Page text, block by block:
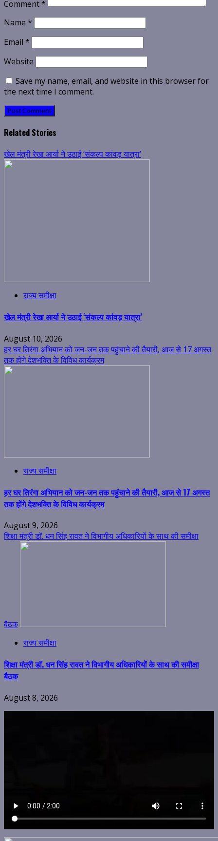
Comment*
Name *
Email *
Website
Save my name, email, and website in this browser for
the next time I comment.
Related Stories
खेल मंत्री रेखा आर्या ने उठाई ‘संकल्प कांवड़ यात्रा’
राज्य समीक्षा
खेल मंत्री रेखा आर्या ने उठाई ‘संकल्प कांवड़ यात्रा’
August 10, 2026
हर घर तिरंगा अभियान को जन-जन तक पहुंचाने की तैयारी, आज से 17 अगस्त
तक होंगे देशभक्ति के विविध कार्यक्रम
राज्य समीक्षा
हर घर तिरंगा अभियान को जन-जन तक पहुंचाने की तैयारी, आज से 17 अगस्त
तक होंगे देशभक्ति के विविध कार्यक्रम
August 9, 2026
शिक्षा मंत्री डॉ. धन सिंह रावत ने विभागीय अधिकारियों के साथ की समीक्षा
बैठक
राज्य समीक्षा
शिक्षा मंत्री डॉ. धन सिंह रावत ने विभागीय अधिकारियों के साथ की समीक्षा
बैठक
August 8, 2026